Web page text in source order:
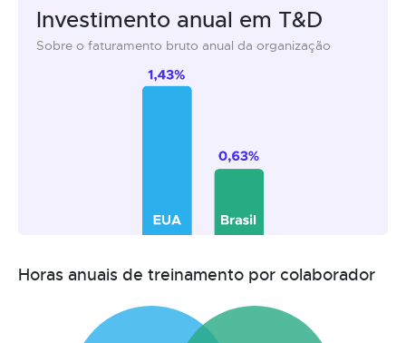
Investimento anual em T&D
Sobre o faturamento bruto anual da organização
Horas anuais de treinamento por colaborador